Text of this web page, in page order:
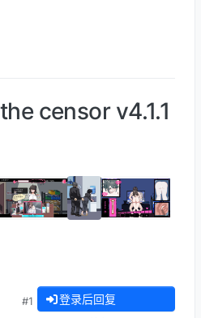
censor v4.1.1
#1 登录后回复